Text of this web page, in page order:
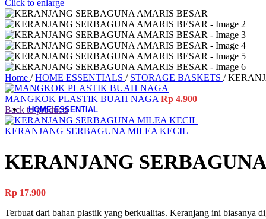
Material-Based
Woodware
Table Add-ons
Placemat
Coaster
Accessories
HOME ESSENTIAL
All Product
Gardening
Cleaning Tools
Ashtrays
Click to enlarge
Home / HOME ESSENTIALS / STORAGE BASKETS /
MANGKOK PLASTIK BUAH NAGA Rp 4.900
Back to products
KERANJANG SERBAGUNA MILEA KECIL
KERANJANG
Rp 17.900
Terbuat dari bahan plastik yang berkualitas. Keranjang ini biasanya